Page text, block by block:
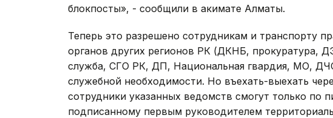
блокпосты», - сообщили в акимате Алматы.
Теперь это разрешено сотрудникам и транспорту
органов других регионов РК (ДКНБ, прокуратура,
служба, СГО РК, ДП, Национальная гвардия, МО,
служебной необходимости. Но въехать-выехать
сотрудники указанных ведомств смогут только по
подписанному первым руководителем